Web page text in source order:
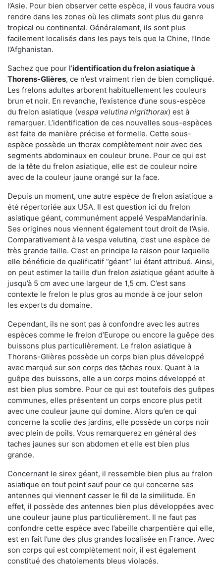
l’Asie. Pour bien observer cette espèce, il vous faudra vous
rendre dans les zones où les climats sont plus du genre
tropical ou continental. Généralement, ils sont plus
facilement localisés dans les pays tels que la Chine, l’Inde
l’Afghanistan.
Sachez que pour l’identification du frelon asiatiqueà
Thorens-Glières, ce n’est vraiment rien de bien compliqué.
Les frelons adultes arborent habituellement les couleurs
brun et noir. En revanche, l’existence d’une sous-espèce
du frelon asiatique (vespa velutina nigrithorax) est à
remarquer. L’identification de ces nouvelles sous-espèces
est faite de manière précise et formelle. Cette sous-
espèce possède un thorax complètement noir avec des
segments abdominaux en couleur brune. Pour ce qui est
de la tête du frelon asiatique, elle est de couleur noire
avec de la couleur jaune orangé sur la face.
Depuis un moment, une autre espèce de frelon asiatique a
été répertoriée aux USA. Il est question ici du frelon
asiatique géant, communément appelé VespaMandarinia.
Ses origines nous viennent également tout droit de l’Asie.
Comparativement à la vespa velutina, c’est une espèce de
très grande taille. C’est en principe la raison pour laquelle
elle bénéficie de qualificatif ‘’géant’’ lui étant attribué. Ainsi,
on peut estimer la taille d’un frelon asiatique géant adulte à
jusqu’à 5 cm avec une largeur de 1,5 cm. C’est sans
contexte le frelon le plus gros au monde à ce jour selon
les experts du domaine.
Cependant, ils ne sont pas à confondre avec les autres
espèces comme le frelon d’Europe ou encore la guêpe des
buissons plus particulièrement. Le frelon asiatique à
Thorens-Glières possède un corps bien plus développé
avec marqué sur son corps des tâches roux. Quant à la
guêpe des buissons, elle a un corps moins développé et
est bien plus sombre. Pour ce qui est toutefois des guêpes
communes, elles présentent un corps encore plus petit
avec une couleur jaune qui domine. Alors qu’en ce qui
concerne la scolie des jardins, elle possède un corps noir
avec plein de poils. Vous remarquerez en général des
taches jaunes sur son abdomen et elle est bien plus
grande.
Concernant le sirex géant, il ressemble bien plus au frelon
asiatique en tout point sauf pour ce qui concerne ses
antennes qui viennent casser le fil de la similitude. En
effet, il possède des antennes bien plus développées avec
une couleur jaune plus particulièrement. Il ne faut pas
confondre cette espèce avec l’abeille charpentière qui elle,
est en fait l’une des plus grandes localisée en France. Avec
son corps qui est complètement noir, il est également
constitué des chatoiements bleus violacés.